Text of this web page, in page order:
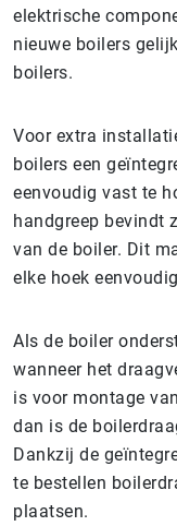
elektrische
nieuwe boilers
boilers.
Voor extra
boilers een
eenvoudig vast te
handgreep bevindt
van de boiler. Dit
elke hoek
Als de boiler
wanneer het
is voor montage
dan is de
Dankzij de
te bestellen
plaatsen.